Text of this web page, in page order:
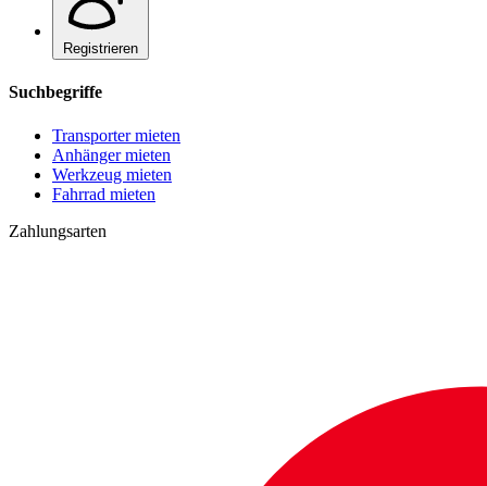
Registrieren
Suchbegriffe
Transporter mieten
Anhänger mieten
Werkzeug mieten
Fahrrad mieten
Zahlungsarten